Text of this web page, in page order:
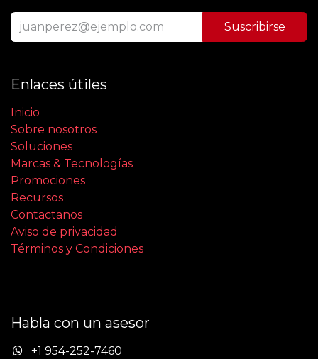
Suscribirse
Enlaces útiles
Inicio
Sobre nosotros
Soluciones
Marcas & Tecnologías
Promociones
Recursos
Contactanos
Aviso de privacidad
Términos y Condiciones
Habla con un asesor
+1 954-252-7460